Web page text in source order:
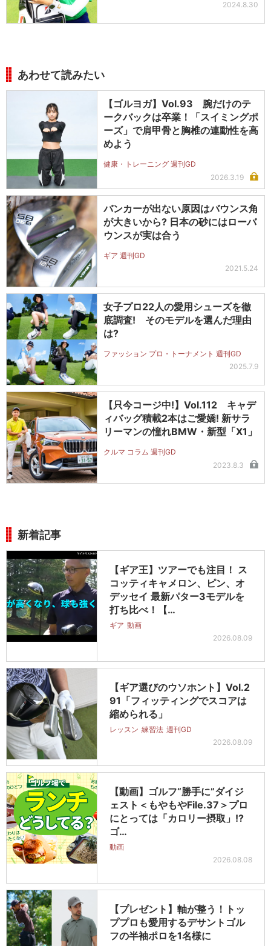
2024.8.30
あわせて読みたい
【ゴルヨガ】Vol.93 腕だけのテ
ークバックは卒業！「スイミングポ
ーズ」で肩甲骨と胸椎の連動性を高
めよう
健康・トレーニング 週刊GD
2026.3.19
バンカーが出ない原因はバウンス角
が大きいから? 日本の砂にはローバ
ウンスが実は合う
ギア 週刊GD
2021.5.24
女子プロ22人の愛用シューズを徹
底調査! そのモデルを選んだ理由
は?
ファッション プロ・トーナメント 週刊GD
2025.7.9
【只今コージ中!】Vol.112 キャデ
ィバッグ積載2本はご愛嬌! 新サラ
リーマンの憧れBMW・新型「X1」
クルマ コラム 週刊GD
2023.8.3
新着記事
【ギア王】ツアーでも注目！ ス
コッティキャメロン、ピン、オ
デッセイ 最新パター3モデルを
打ち比べ！【…
ギア 動画
2026.08.09
【ギア選びのウソホント】Vol.2
91「フィッティングでスコアは
縮められる」
レッスン 練習法 週刊GD
2026.08.09
【動画】ゴルフ“勝手に”ダイジ
ェスト＜もやもやFile.37＞プロ
にとっては「カロリー摂取」!?
ゴ…
動画
2026.08.08
【プレゼント】軸が整う！トッ
ププロも愛用するデサントゴル
フの半袖ポロを1名様に